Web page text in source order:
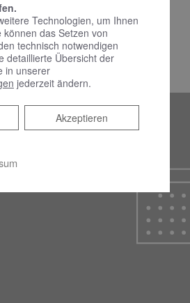
Technologien, um Ihnen
das Setzen von
technisch notwendigen
detaillierte Übersicht der
in unserer
jederzeit ändern.
Akzeptieren